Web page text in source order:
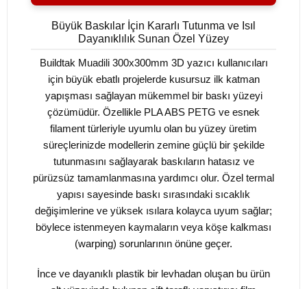
Büyük Baskılar İçin Kararlı Tutunma ve Isıl
Dayanıklılık Sunan Özel Yüzey
Buildtak Muadili 300x300mm 3D yazıcı kullanıcıları
için büyük ebatlı projelerde kusursuz ilk katman
yapışması sağlayan mükemmel bir baskı yüzeyi
çözümüdür. Özellikle PLA ABS PETG ve esnek
filament türleriyle uyumlu olan bu yüzey üretim
süreçlerinizde modellerin zemine güçlü bir şekilde
tutunmasını sağlayarak baskıların hatasız ve
pürüzsüz tamamlanmasına yardımcı olur. Özel termal
yapısı sayesinde baskı sırasındaki sıcaklık
değişimlerine ve yüksek ısılara kolayca uyum sağlar;
böylece istenmeyen kaymaların veya köşe kalkması
(warping) sorunlarının önüne geçer.
İnce ve dayanıklı plastik bir levhadan oluşan bu ürün